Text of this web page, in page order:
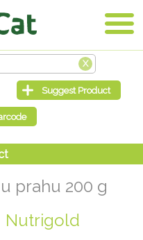
prahu 200 g
Nutrigold